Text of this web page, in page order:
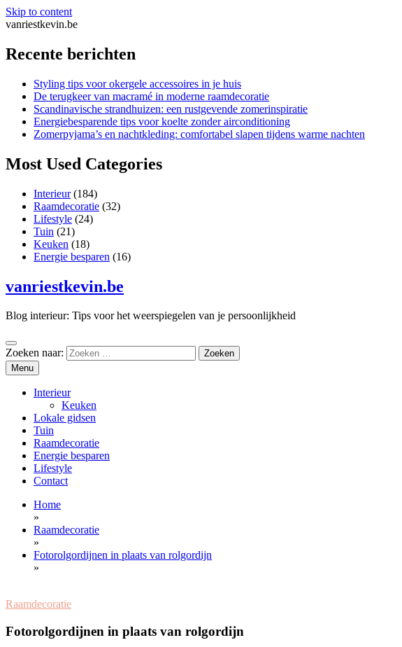
Skip to content
vanriestkevin.be
Recente berichten
Styling tips voor okergele accessoires in je huis
De terugkeer van macramé in moderne raamdecoratie
Scandinavische strandhuizen: een rustgevende zomerinspiratie
Energiebesparende tips voor koelte zonder airconditioning
Zomerpyjama’s en nachtkleding: comfortabel slapen tijdens warme nachten
Most Used Categories
Interieur(184)
Raamdecoratie (32)
Lifestyle (24)
Tuin (21)
Keuken (18)
Energie besparen (16)
vanriestkevin.be
Blog interieur: Tips voor het weerspiegelen van je persoonlijkheid
Zoeken naar:
Menu
Interieur
Keuken
Lokale gidsen
Tuin
Raamdecoratie
Energie besparen
Lifestyle
Contact
Home
»
Raamdecoratie
»
Fotorolgordijnen in plaats van rolgordijn
»
Raamdecoratie
Fotorolgordijnen in plaats van rolgordijn